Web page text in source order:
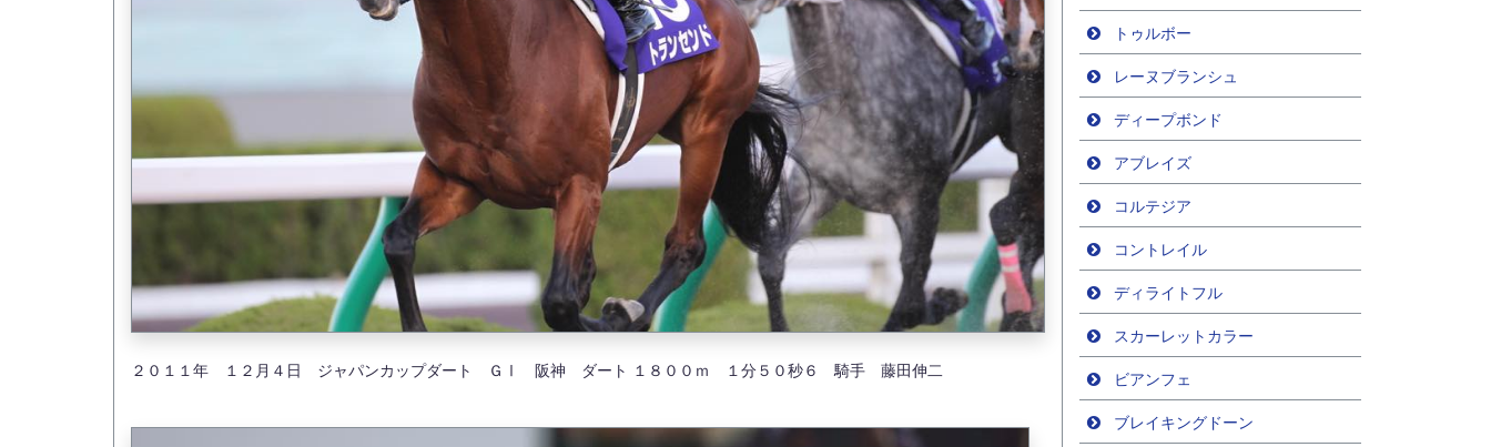
２０１１年 １２月４日 ジャパンカップダート ＧⅠ 阪神 ダート １８００ｍ １分５０秒６ 騎手 藤田伸二
トゥルボー
レーヌブランシュ
ディープボンド
アブレイズ
コルテジア
コントレイル
ディライトフル
スカーレットカラー
ビアンフェ
ブレイキングドーン